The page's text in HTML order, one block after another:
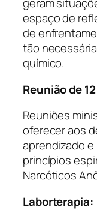
espaço de
de
tão
químico.
Reunião de
Reuniões
oferecer aos
aprendizado
princípios
Narcóticos
Laborterapia: